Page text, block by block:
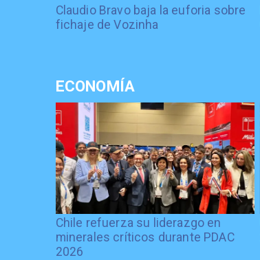
Claudio Bravo baja la euforia sobre
fichaje de Vozinha
ECONOMÍA
Chile refuerza su liderazgo en
minerales críticos durante PDAC
2026